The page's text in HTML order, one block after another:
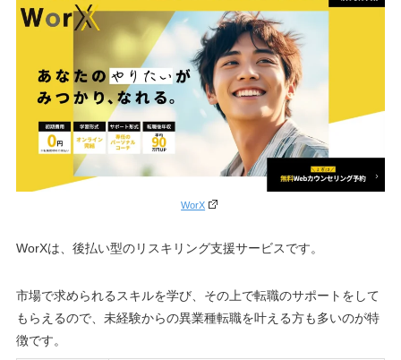
WorX
WorXは、後払い型のリスキリング支援サービスです。
市場で求められるスキルを学び、その上で転職のサポートをして
もらえるので、未経験からの異業種転職を叶える方も多いのが特
徴です。